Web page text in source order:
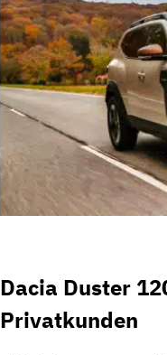
Dacia Duster
Privatkunden